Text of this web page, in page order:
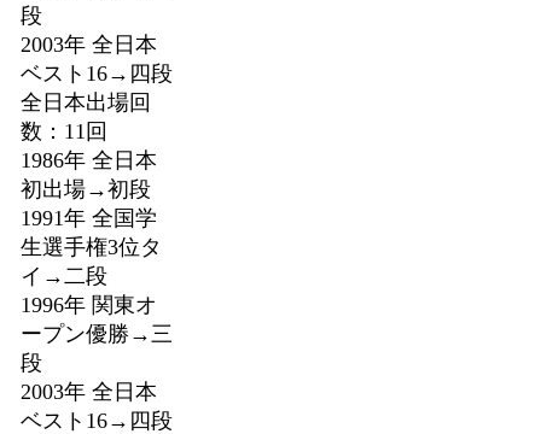
段
2003年 全日本
ベスト16→四段
全日本出場回
数：11回
1986年 全日本
初出場→初段
1991年 全国学
生選手権3位タ
イ→二段
1996年 関東オ
ープン優勝→三
段
2003年 全日本
ベスト16→四段